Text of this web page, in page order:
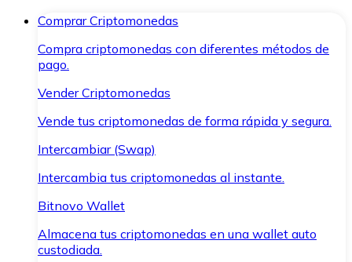
Comprar Criptomonedas
Compra criptomonedas con diferentes métodos de
pago.
Vender Criptomonedas
Vende tus criptomonedas de forma rápida y segura.
Intercambiar (Swap)
Intercambia tus criptomonedas al instante.
Bitnovo Wallet
Almacena tus criptomonedas en una wallet auto
custodiada.